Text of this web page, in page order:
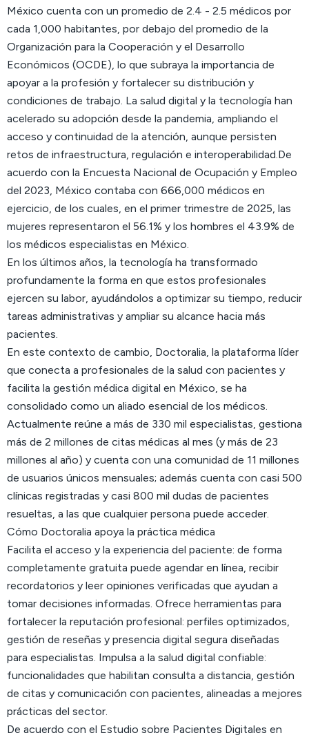
México cuenta con un promedio de 2.4 - 2.5 médicos por
cada 1,000 habitantes, por debajo del promedio de la
Organización para la Cooperación y el Desarrollo
Económicos (OCDE), lo que subraya la importancia de
apoyar a la profesión y fortalecer su distribución y
condiciones de trabajo. La salud digital y la tecnología han
acelerado su adopción desde la pandemia, ampliando el
acceso y continuidad de la atención, aunque persisten
retos de infraestructura, regulación e interoperabilidad.De
acuerdo con la Encuesta Nacional de Ocupación y Empleo
del 2023, México contaba con 666,000 médicos en
ejercicio, de los cuales, en el primer trimestre de 2025, las
mujeres representaron el 56.1% y los hombres el 43.9% de
los médicos especialistas en México.
En los últimos años, la tecnología ha transformado
profundamente la forma en que estos profesionales
ejercen su labor, ayudándolos a optimizar su tiempo, reducir
tareas administrativas y ampliar su alcance hacia más
pacientes.
En este contexto de cambio, Doctoralia, la plataforma líder
que conecta a profesionales de la salud con pacientes y
facilita la gestión médica digital en México, se ha
consolidado como un aliado esencial de los médicos.
Actualmente reúne a más de 330 mil especialistas, gestiona
más de 2 millones de citas médicas al mes (y más de 23
millones al año) y cuenta con una comunidad de 11 millones
de usuarios únicos mensuales; además cuenta con casi 500
clínicas registradas y casi 800 mil dudas de pacientes
resueltas, a las que cualquier persona puede acceder.
Cómo Doctoralia apoya la práctica médica
Facilita el acceso y la experiencia del paciente: de forma
completamente gratuita puede agendar en línea, recibir
recordatorios y leer opiniones verificadas que ayudan a
tomar decisiones informadas. Ofrece herramientas para
fortalecer la reputación profesional: perfiles optimizados,
gestión de reseñas y presencia digital segura diseñadas
para especialistas. Impulsa a la salud digital confiable:
funcionalidades que habilitan consulta a distancia, gestión
de citas y comunicación con pacientes, alineadas a mejores
prácticas del sector.
De acuerdo con el Estudio sobre Pacientes Digitales en